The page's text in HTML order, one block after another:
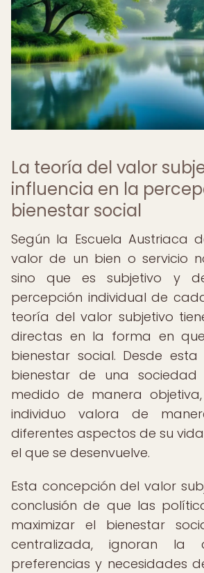
La teoría del valor
influencia en la
bienestar social
Según la Escuela Austriaca
valor de un bien o servicio
sino que es subjetivo y
percepción individual de
teoría del valor subjetivo
directas en la forma en
bienestar social. Desde
bienestar de una
medido de manera
individuo valora de
diferentes aspectos de su
el que se desenvuelve.
Esta concepción del valor
conclusión de que las
maximizar el bienestar
centralizada, ignoran la
preferencias y necesidades